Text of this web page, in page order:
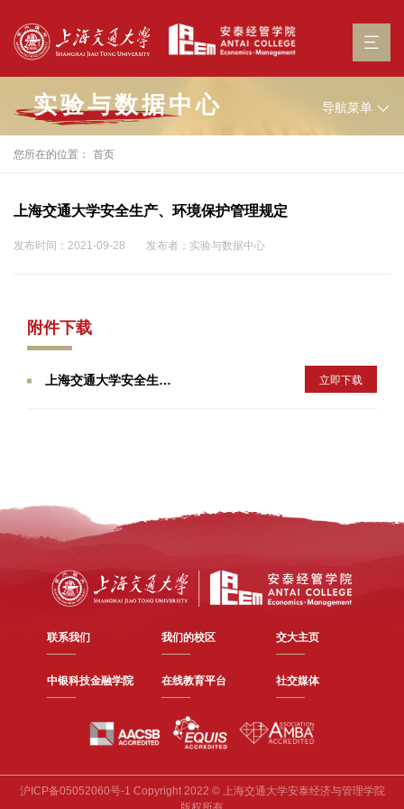
实验与数据中心 导航菜单
您所在的位置： 首页
上海交通大学安全生产、环境保护管理规定
发布时间：2021-09-28 发布者：实验与数据中心
附件下载
上海交通大学安全生产、环境保护管理规定 立即下载
联系我们 我们的校区 交大主页
中银科技金融学院 在线教育平台 社交媒体
沪ICP备05052060号-1 Copyright 2022 © 上海交通大学安泰经济与管理学院